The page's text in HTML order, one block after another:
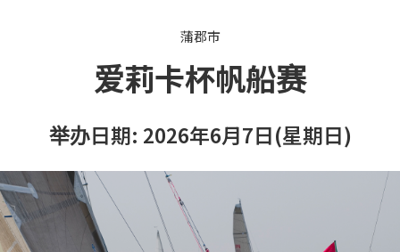
蒲郡市
爱莉卡杯帆船赛
举办日期: 2026年6月7日(星期日)